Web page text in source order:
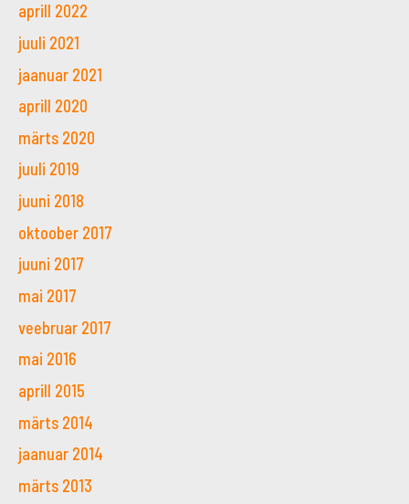
aprill 2022
juuli 2021
jaanuar 2021
aprill 2020
märts 2020
juuli 2019
juuni 2018
oktoober 2017
juuni 2017
mai 2017
veebruar 2017
mai 2016
aprill 2015
märts 2014
jaanuar 2014
märts 2013